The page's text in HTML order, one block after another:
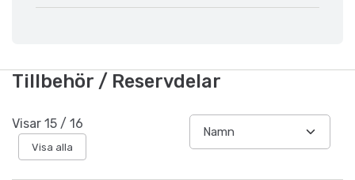
Tillbehör / Reservdelar
Visar 15 / 16
Visa alla